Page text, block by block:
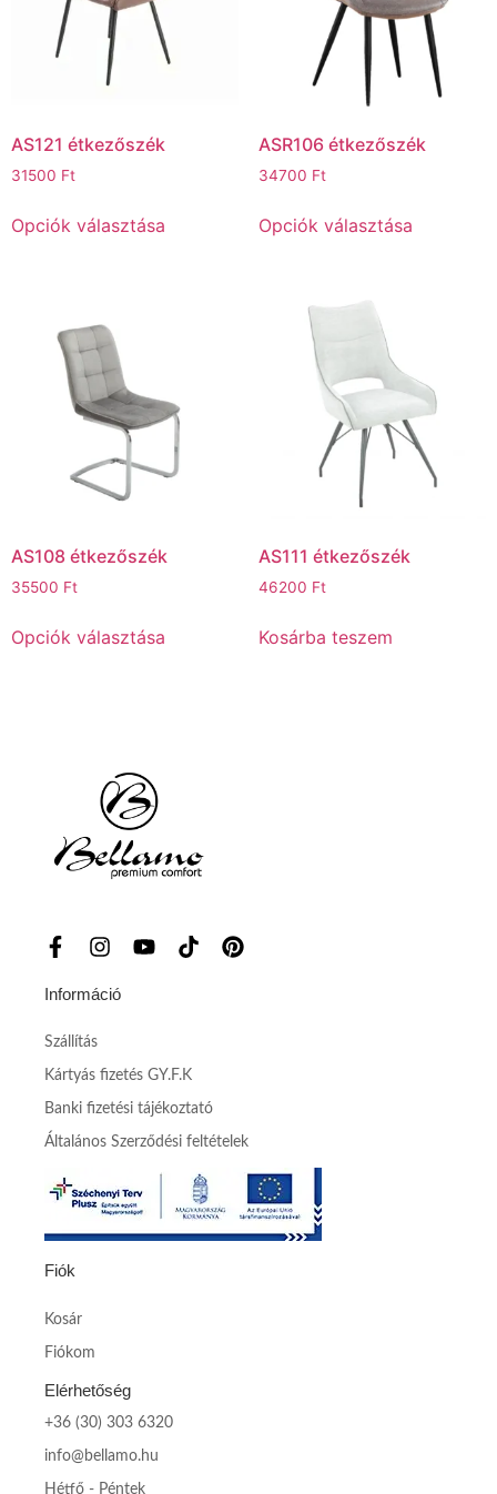
AS121 étkezőszék
31500 Ft
Opciók választása
ASR106 étkezőszék
34700 Ft
Opciók választása
AS108 étkezőszék
35500 Ft
Opciók választása
AS111 étkezőszék
46200 Ft
Kosárba teszem
Információ
Szállítás
Kártyás fizetés GY.F.K
Banki fizetési tájékoztató
Általános Szerződési feltételek
Fiók
Kosár
Fiókom
Elérhetőség
+36 (30) 303 6320
info@bellamo.hu
Hétfő - Péntek